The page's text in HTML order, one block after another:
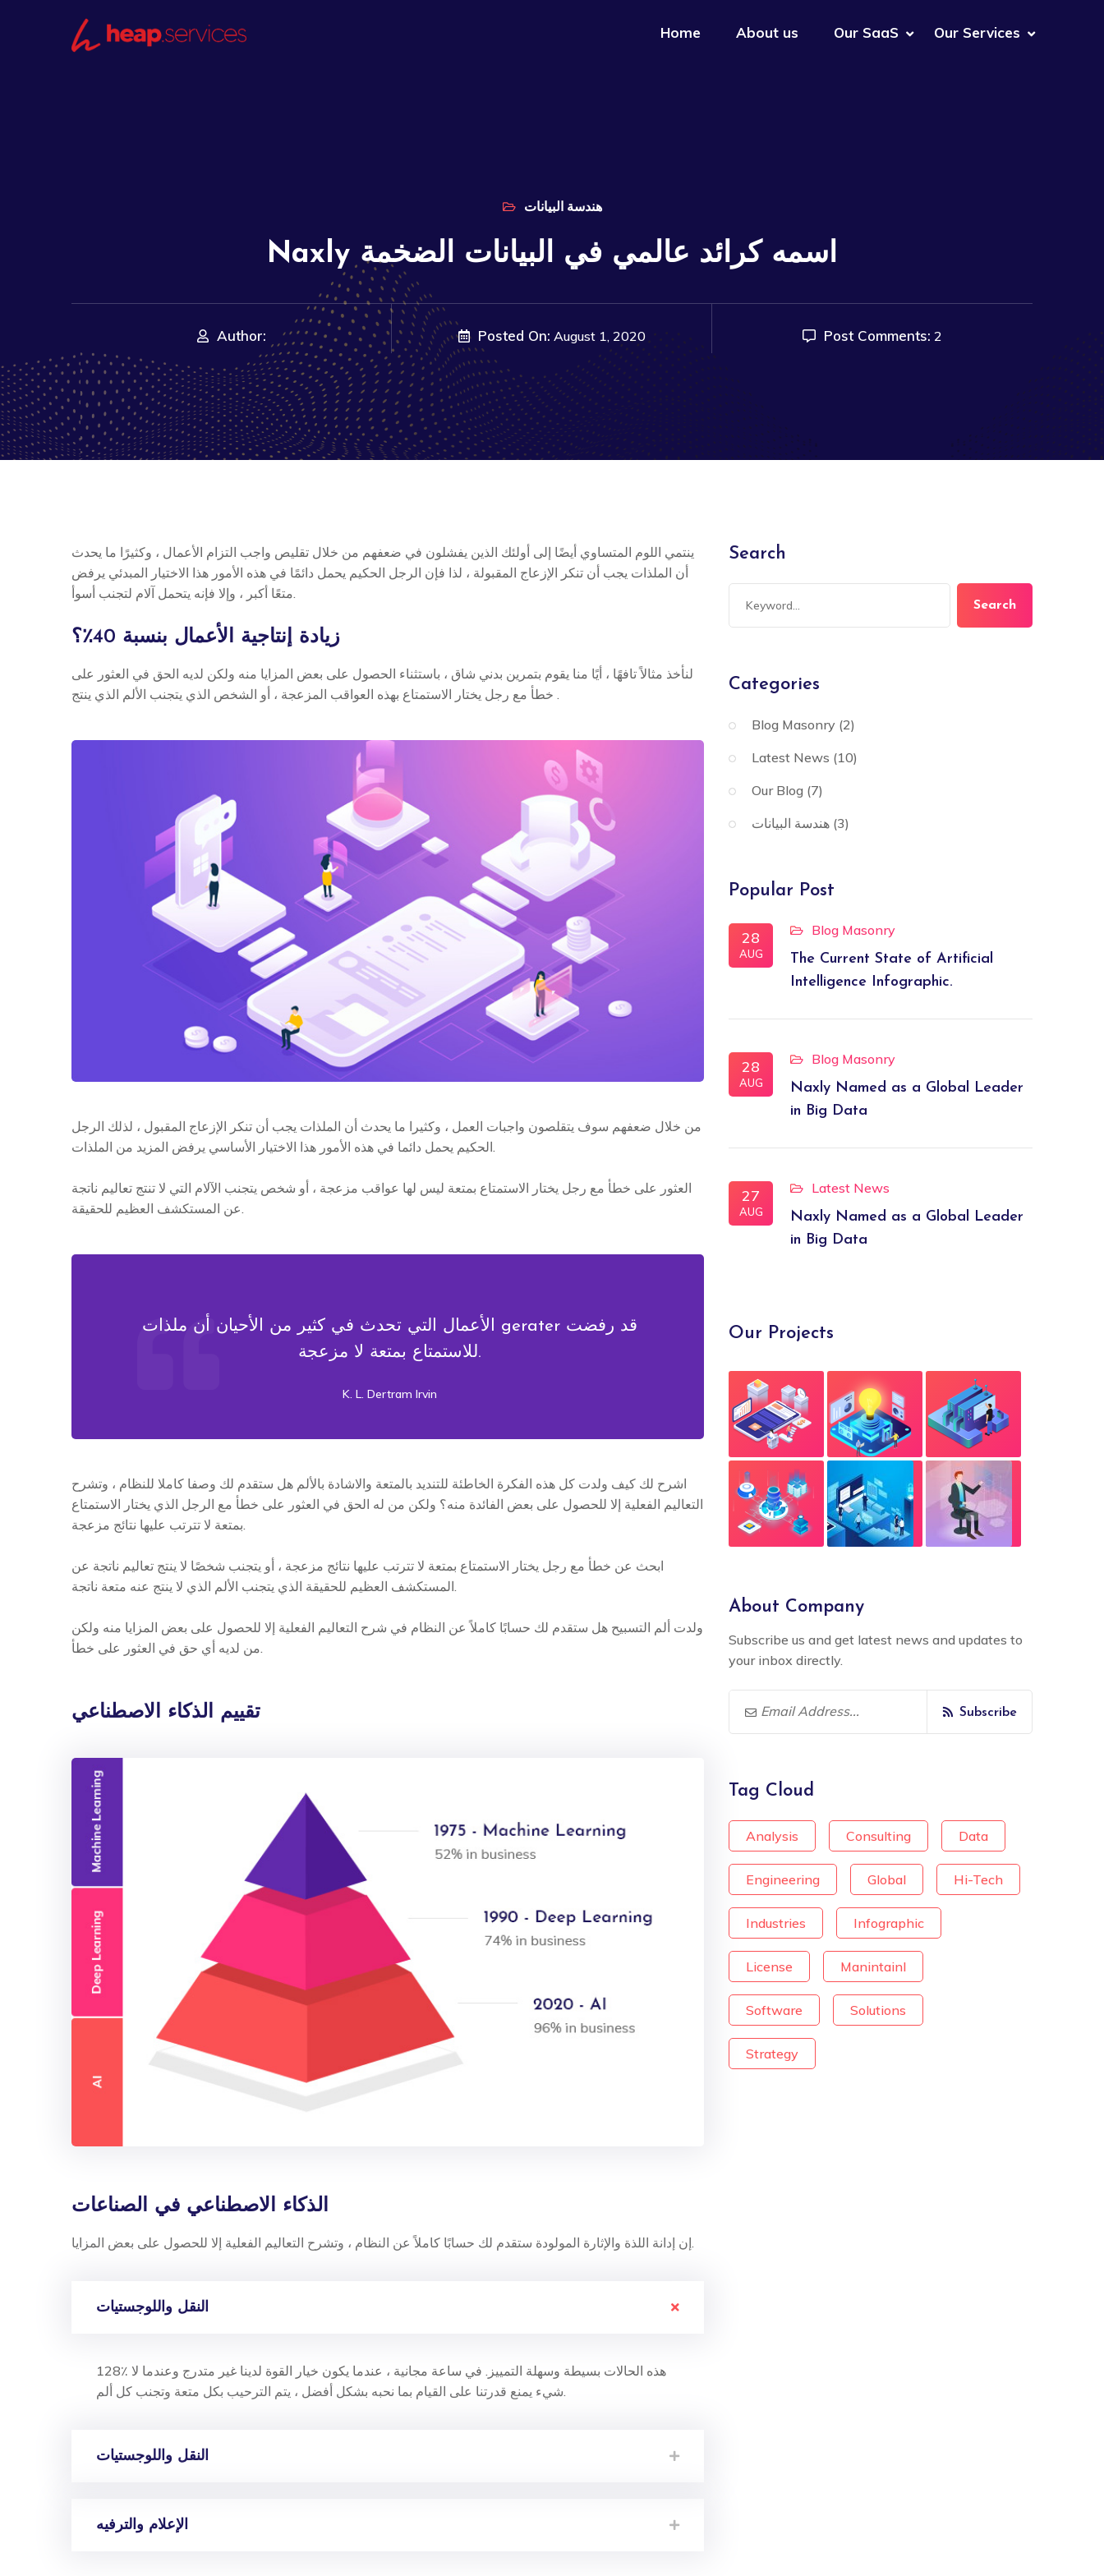
Home About us Our SaaS Our Services
هندسة البيانات
Naxly اسمه كرائد عالمي في البيانات الضخمة
Author: Posted On: August 1, 2020 Post Comments: 2
ينتمي اللوم المتساوي أيضًا إلى أولئك الذين يفشلون في ضعفهم من خلال تقليص واجب التزام الأعمال ، وكثيرًا ما يحدث
أن الملذات يجب أن تنكر الإزعاج المقبولة ، لذا فإن الرجل الحكيم يحمل دائمًا في هذه الأمور هذا الاختيار المبدئي يرفض
متعًا أكبر ، وإلا فإنه يتحمل آلام لتجنب أسوأ.
زيادة إنتاجية الأعمال بنسبة 40٪؟
لنأخذ مثالاً تافهًا ، أيًا منا يقوم بتمرين بدني شاق ، باستثناء الحصول على بعض المزايا منه ولكن لديه الحق في العثور على
خطأ مع رجل يختار الاستمتاع بهذه العواقب المزعجة ، أو الشخص الذي يتجنب الألم الذي ينتج .
من خلال ضعفهم سوف يتقلصون واجبات العمل ، وكثيرا ما يحدث أن الملذات يجب أن تنكر الإزعاج المقبول ، لذلك الرجل
الحكيم يحمل دائما في هذه الأمور هذا الاختيار الأساسي يرفض المزيد من الملذات.
العثور على خطأ مع رجل يختار الاستمتاع بمتعة ليس لها عواقب مزعجة ، أو شخص يتجنب الآلام التي لا تنتج تعاليم ناتجة
عن المستكشف العظيم للحقيقة.
الأعمال التي تحدث في كثير من الأحيان أن ملذات gerater قد رفضت
للاستمتاع بمتعة لا مزعجة.
K. L. Dertram Irvin
اشرح لك كيف ولدت كل هذه الفكرة الخاطئة للتنديد بالمتعة والاشادة بالألم هل ستقدم لك وصفا كاملا للنظام ، وتشرح
التعاليم الفعلية إلا للحصول على بعض الفائدة منه؟ ولكن من له الحق في العثور على خطأ مع الرجل الذي يختار الاستمتاع
بمتعة لا تترتب عليها نتائج مزعجة.
ابحث عن خطأ مع رجل يختار الاستمتاع بمتعة لا تترتب عليها نتائج مزعجة ، أو يتجنب شخصًا لا ينتج تعاليم ناتجة عن
المستكشف العظيم للحقيقة الذي يتجنب الألم الذي لا ينتج عنه متعة ناتجة.
ولدت ألم التسبيح هل ستقدم لك حسابًا كاملاً عن النظام في شرح التعاليم الفعلية إلا للحصول على بعض المزايا منه ولكن
من لديه أي حق في العثور على خطأ.
تقييم الذكاء الاصطناعي
الذكاء الاصطناعي في الصناعات
النقل واللوجستيات
128٪ هذه الحالات بسيطة وسهلة التمييز. في ساعة مجانية ، عندما يكون خيار القوة لدينا غير متدرج وعندما لا
النقل واللوجستيات
الإعلام والترفيه
Search
Search
Categories
Blog Masonry (2)
Latest News (10)
Our Blog (7)
هندسة البيانات (3)
Popular Post
28
AUG
Blog Masonry
The Current State of Artificial
Intelligence Infographic.
28
AUG
Blog Masonry
Naxly Named as a Global Leader
in Big Data
27
AUG
Latest News
Naxly Named as a Global Leader
in Big Data
Our Projects
About Company
Subscribe us and get latest news and updates to
your inbox directly.
Subscribe
Tag Cloud
Analysis Consulting Data
Engineering Global Hi-Tech
Industries Infographic
License Manintainl
Software Solutions
Strategy